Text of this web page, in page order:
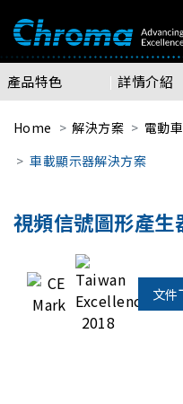
產品特色 詳情介紹
Home 解決方案
電動
車載顯示器解決方案
視頻信號圖形產
文